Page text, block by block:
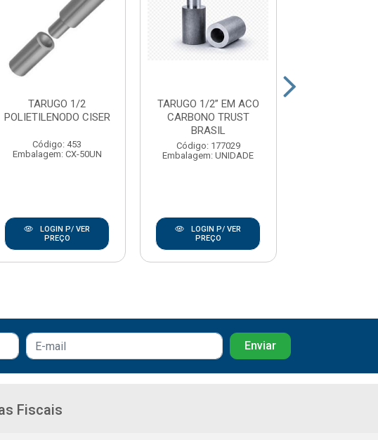
TARUGO 1/2
POLIETILENODO CISER
Código: 453
Embalagem: CX-50UN
LOGIN P/ VER
PREÇO
TARUGO 1/2” EM ACO
CARBONO TRUST
BRASIL
Código: 177029
Embalagem: UNIDADE
LOGIN P/ VER
PREÇO
Fiscais